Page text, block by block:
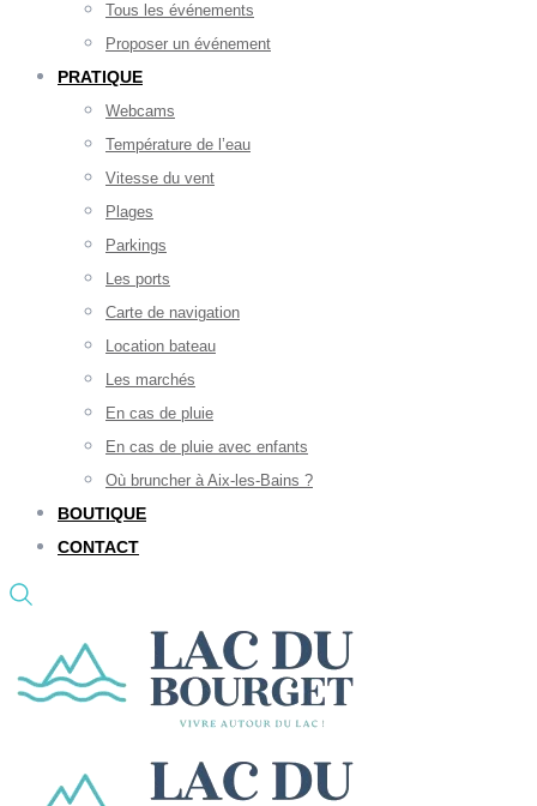
Tous les événements
Proposer un événement
PRATIQUE
Webcams
Température de l’eau
Vitesse du vent
Plages
Parkings
Les ports
Carte de navigation
Location bateau
Les marchés
En cas de pluie
En cas de pluie avec enfants
Où bruncher à Aix-les-Bains ?
BOUTIQUE
CONTACT